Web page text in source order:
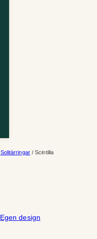
Solitärringar/ Scintilla
Egen design